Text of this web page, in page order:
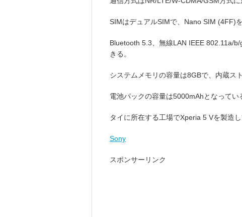
SIMはデュアルSIMで、Nano SIM (4FF)を
Bluetooth 5.3、無線LAN IEEE 802.11a/
きる。
システムメモリの容量は8GBで、内蔵ス
電池パックの容量は5000mAhとなってい
タイに所在する工場でXperia 5 Vを製造
Sony
スポンサーリンク